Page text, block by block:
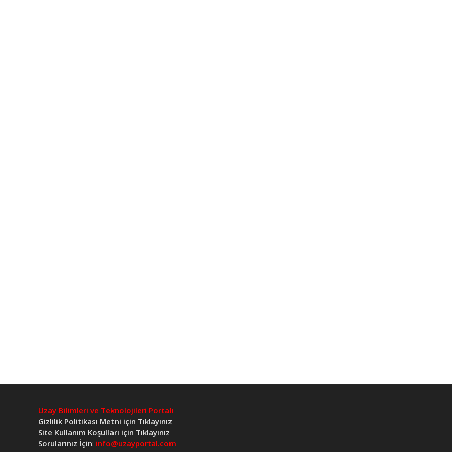
Uzay Bilimleri ve Teknolojileri Portalı
Gizlilik Politikası Metni için Tıklayınız
Site Kullanım Koşulları için Tıklayınız
Sorularınız İçin: info@uzayportal.com